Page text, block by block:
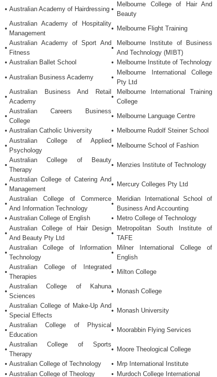
• Australian Academy of Hairdressing •
Melbourne College of Hair And
Beauty
•
Australian Academy of Hospitality
Management
• Melbourne Flight Training
•
Australian Academy of Sport And
Fitness
•
Melbourne Institute of Business
And Technology (MIBT)
• Australian Ballet School • Melbourne Institute of Technology
• Australian Business Academy •
Melbourne International College
Pty Ltd
•
Australian Business And Retail
Academy
•
Melbourne International Training
College
•
Australian Careers Business
College
• Melbourne Language Centre
• Australian Catholic University • Melbourne Rudolf Steiner School
•
Australian College of Applied
Psychology
• Melbourne School of Fashion
•
Australian College of Beauty
Therapy
• Menzies Institute of Technology
•
Australian College of Catering And
Management
• Mercury Colleges Pty Ltd
•
Australian College of Commerce
And Information Technology
•
Meridian International School of
Business And Accounting
• Australian College of English • Metro College of Technology
•
Australian College of Hair Design
And Beauty Pty Ltd
•
Metropolitan South Institute of
TAFE
•
Australian College of Information
Technology
•
Milner International College of
English
•
Australian College of Integrated
Therapies
• Milton College
•
Australian College of Kahuna
Sciences
• Monash College
•
Australian College of Make-Up And
Special Effects
• Monash University
•
Australian College of Physical
Education
• Moorabbin Flying Services
•
Australian College of Sports
Therapy
• Moore Theological College
• Australian College of Technology • Mrp International Institute
• Australian College of Theology • Murdoch College International